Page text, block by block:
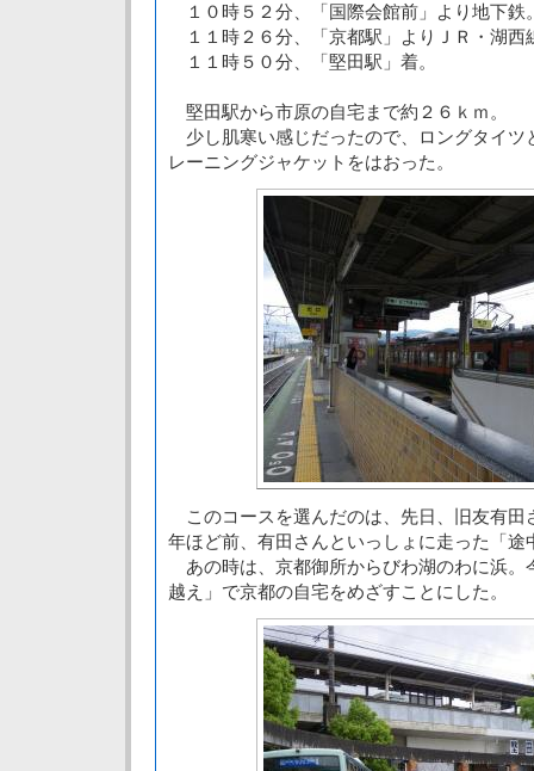
１０時５２分、「国際会館前」より地下鉄
１１時２６分、「京都駅」よりＪＲ・湖西
１１時５０分、「堅田駅」着。
堅田駅から市原の自宅まで約２６ｋｍ。
少し肌寒い感じだったので、ロングタイツ
レーニングジャケットをはおった。
このコースを選んだのは、先日、旧友有田
年ほど前、有田さんといっしょに走った「途
あの時は、京都御所からびわ湖のわに浜。
越え」で京都の自宅をめざすことにした。